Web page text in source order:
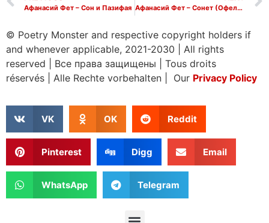
Афанасий Фет – Сон и Пазифая Афанасий Фет – Сонет (Офелии) (С тех пор, как бог в тебе осуществил)
© Poetry Monster and respective copyright holders if
and whenever applicable, 2021-2030
All rights
reserved
Все права защищены
Tous droits
réservés
Alle Rechte vorbehalten | Our Privacy Policy
VK OK Reddit
Pinterest Digg Email
WhatsApp Telegram